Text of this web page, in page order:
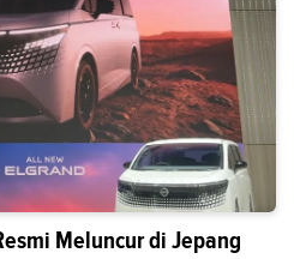
Meluncur di Jepang